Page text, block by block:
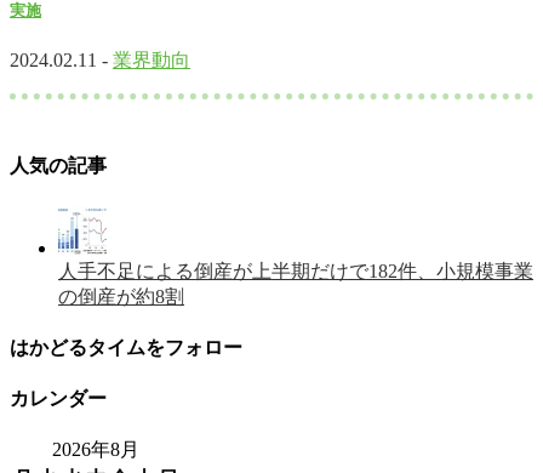
実施
2024.02.11 - 業界動向
人気の記事
人手不足による倒産が上半期だけで182件、小規模事業
の倒産が約8割
はかどるタイムをフォロー
カレンダー
2026年8月